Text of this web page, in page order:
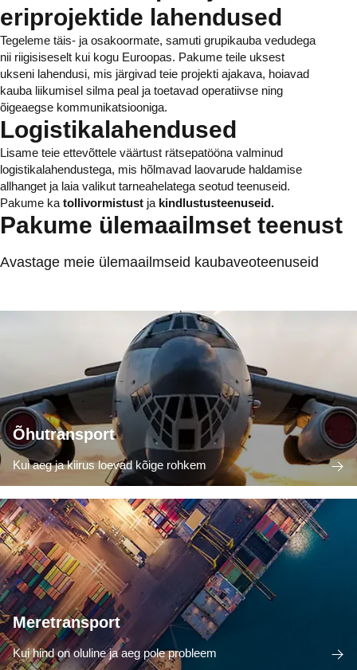
eriprojektide lahendused
Tegeleme täis- ja osakoormate, samuti grupikauba vedudega
nii riigisiseselt kui kogu Euroopas. Pakume teile uksest
ukseni lahendusi, mis järgivad teie projekti ajakava, hoiavad
kauba liikumisel silma peal ja toetavad operatiivse ning
õigeaegse kommunikatsiooniga.
Logistikalahendused
Lisame teie ettevõttele väärtust rätsepatööna valminud
logistikalahendustega, mis hõlmavad laovarude haldamise
allhanget ja laia valikut tarneahelatega seotud teenuseid.
Pakume ka tollivormistust ja kindlustusteenuseid.
Pakume ülemaailmset teenust
Avastage meie ülemaailmseid kaubaveoteenuseid
Õhutransport
Kui aeg ja kiirus loevad kõige rohkem
Meretransport
Kui hind on oluline ja aeg pole probleem